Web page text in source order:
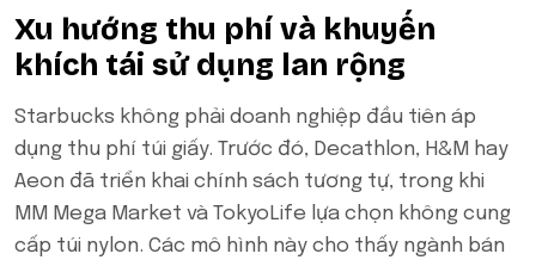
Xu hướng thu phí và khuyến
khích tái sử dụng lan rộng
Starbucks không phải doanh nghiệp đầu tiên áp
dụng thu phí túi giấy. Trước đó, Decathlon, H&M hay
Aeon đã triển khai chính sách tương tự, trong khi
MM Mega Market và TokyoLife lựa chọn không cung
cấp túi nylon. Các mô hình này cho thấy ngành bán